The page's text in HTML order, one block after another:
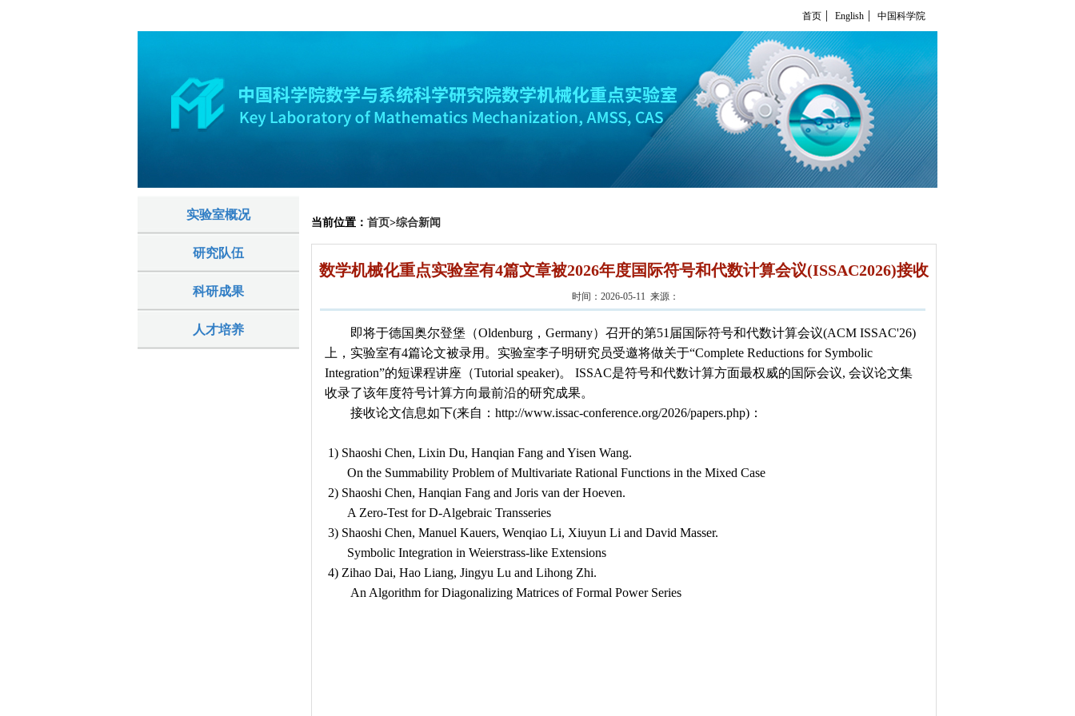
首页 | English | 中国科学院
实验室概况
研究队伍
科研成果
人才培养
当前位置： 首页>综合新闻
数学机械化重点实验室有4篇文章被2026年度国际符号和代数计算会议(ISSAC2026)接收
时间：2026-05-11 来源：
即将于德国奥尔登堡（Oldenburg，Germany） 召开的第51 届国际符号和代数计算会议(ACM ISSAC'26)
上，实验室有4篇论文被录用。 实验室李子明研究员受邀将做关于“Complete Reductions for Symbolic
Integration”的短课程讲座（Tutorial speaker)。 ISSAC是符号和代数计算方面最权威的国际会议, 会议论文集
收录了该年度符号计算方向最前沿的研究成果。
接收论文信息如下(来自： http://www.issac-conference.org/2026/papers.php)：
1) Shaoshi Chen, Lixin Du, Hanqian Fang and Yisen Wang.
On the Summability Problem of Multivariate Rational Functions in the Mixed Case
2) Shaoshi Chen, Hanqian Fang and Joris van der Hoeven.
A Zero-Test for D-Algebraic Transseries
3) Shaoshi Chen, Manuel Kauers, Wenqiao Li, Xiuyun Li and David Masser.
Symbolic Integration in Weierstrass-like Extensions
4) Zihao Dai, Hao Liang, Jingyu Lu and Lihong Zhi.
An Algorithm for Diagonalizing Matrices of Formal Power Series